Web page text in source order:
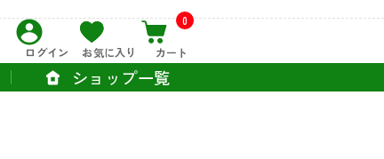
ログイン お気に入り
0
カート
ショップ一覧